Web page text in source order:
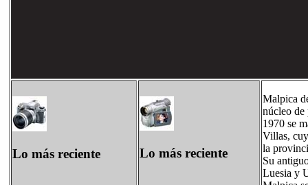
Lo más reciente Lo más reciente
Malpica
núcleo de
1970 se
Villas,
la
Su
Luesia y